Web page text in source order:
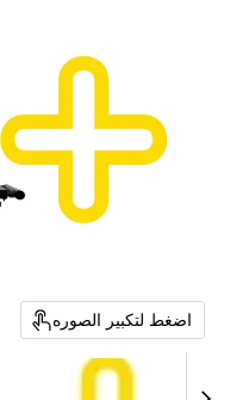
اضغط لتكبير الصوره